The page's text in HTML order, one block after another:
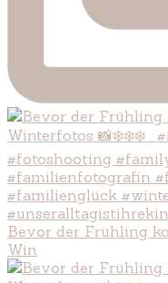
Bevor der Frühling
Win